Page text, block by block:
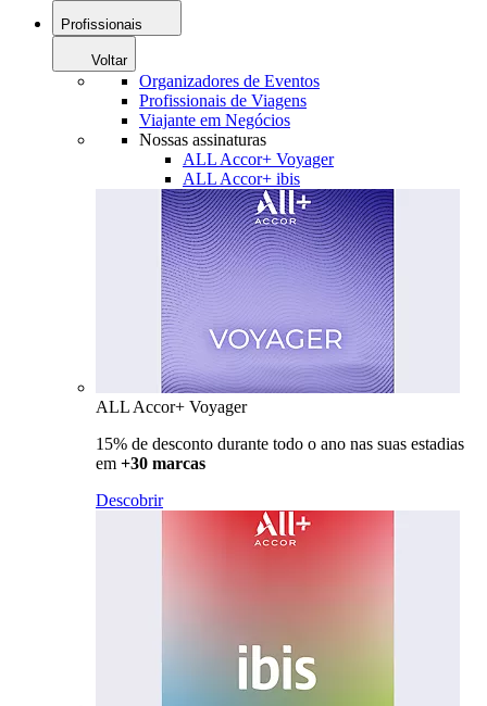
Profissionais
Voltar
Organizadores de Eventos
Profissionais de Viagens
Viajante em Negócios
Nossas assinaturas
ALL Accor+ Voyager
ALL Accor+ ibis
ALL Accor+ Voyager
15% de desconto durante todo o ano nas suas estadias
em +30 marcas
Descobrir